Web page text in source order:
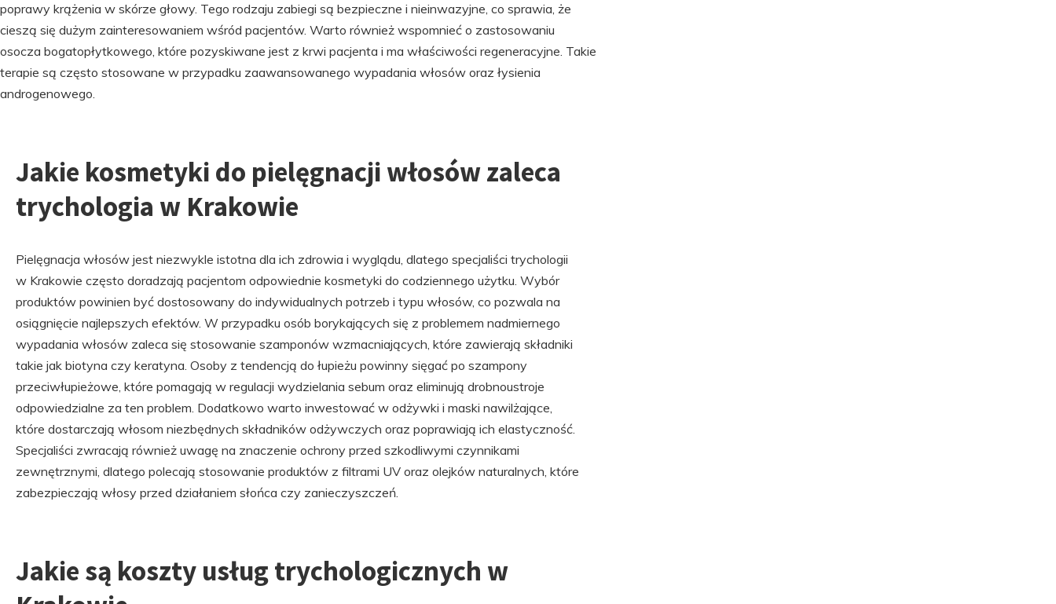
poprawy krążenia w skórze głowy. Tego rodzaju zabiegi są bezpieczne i nieinwazyjne, co sprawia, że
cieszą się dużym zainteresowaniem wśród pacjentów. Warto również wspomnieć o zastosowaniu
osocza bogatopłytkowego, które pozyskiwane jest z krwi pacjenta i ma właściwości regeneracyjne. Takie
terapie są często stosowane w przypadku zaawansowanego wypadania włosów oraz łysienia
androgenowego.
Jakie kosmetyki do pielęgnacji włosów zaleca
trychologia w Krakowie
Pielęgnacja włosów jest niezwykle istotna dla ich zdrowia i wyglądu, dlatego specjaliści trychologii
w Krakowie często doradzają pacjentom odpowiednie kosmetyki do codziennego użytku. Wybór
produktów powinien być dostosowany do indywidualnych potrzeb i typu włosów, co pozwala na
osiągnięcie najlepszych efektów. W przypadku osób borykających się z problemem nadmiernego
wypadania włosów zaleca się stosowanie szamponów wzmacniających, które zawierają składniki
takie jak biotyna czy keratyna. Osoby z tendencją do łupieżu powinny sięgać po szampony
przeciwłupieżowe, które pomagają w regulacji wydzielania sebum oraz eliminują drobnoustroje
odpowiedzialne za ten problem. Dodatkowo warto inwestować w odżywki i maski nawilżające,
które dostarczają włosom niezbędnych składników odżywczych oraz poprawiają ich elastyczność.
Specjaliści zwracają również uwagę na znaczenie ochrony przed szkodliwymi czynnikami
zewnętrznymi, dlatego polecają stosowanie produktów z filtrami UV oraz olejków naturalnych, które
zabezpieczają włosy przed działaniem słońca czy zanieczyszczeń.
Jakie są koszty usług trychologicznych w